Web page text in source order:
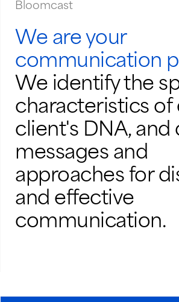
Bloomcast
We are your
communication
We identify the
characteristics of
client's DNA, and
messages and
approaches for
and effective
communication.